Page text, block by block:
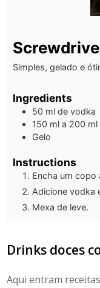
Simples, gelado e
Ingredients
50 ml de vodka
150 ml a 200 ml
Gelo
Instructions
Encha um copo
Adicione vodka
Mexa de leve.
Drinks doces
Aqui entram